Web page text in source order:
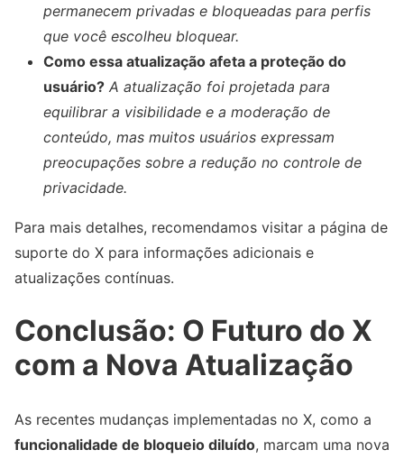
permanecem privadas e bloqueadas para perfis
que você escolheu bloquear.
Como essa atualização afeta a proteção do
usuário? A atualização foi projetada para
equilibrar a visibilidade e a moderação de
conteúdo, mas muitos usuários expressam
preocupações sobre a redução no controle de
privacidade.
Para mais detalhes, recomendamos visitar a página de
suporte do X para informações adicionais e
atualizações contínuas.
Conclusão: O Futuro do X
com a Nova Atualização
As recentes mudanças implementadas no X, como a
funcionalidade de bloqueio diluído, marcam uma nova